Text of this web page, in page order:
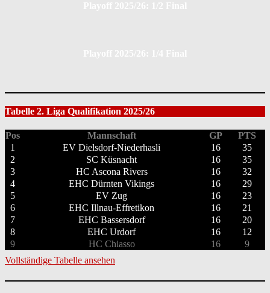
Tabelle 2. Liga Qualifikation 2025/26
Pos Mannschaft GP
PTS
1
EV Dielsdorf-Niederhasli 16
35
2
SC Küsnacht 16
35
3
HC Ascona Rivers 16
32
4
EHC Dürnten Vikings 16
29
5
EV Zug 16
23
6
EHC Illnau-Effretikon 16
21
7
EHC Bassersdorf 16
20
8
EHC Urdorf 16
12
9
HC Chiasso 16
9
Vollständige Tabelle ansehen